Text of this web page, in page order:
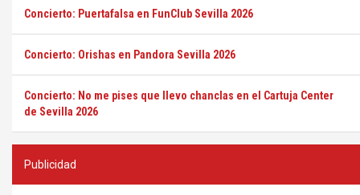
Concierto: Puertafalsa en FunClub Sevilla 2026
Concierto: Orishas en Pandora Sevilla 2026
Concierto: No me pises que llevo chanclas en el Cartuja Center
de Sevilla 2026
Publicidad